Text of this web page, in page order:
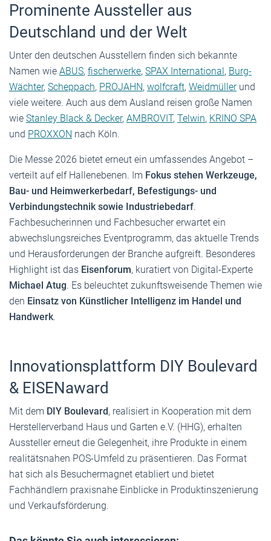
Prominente Aussteller aus
Deutschland und der Welt
Unter den deutschen Ausstellern finden sich bekannte
Namen wie ABUS, fischerwerke, SPAX International, Burg-
Wächter, Scheppach, PROJAHN, wolfcraft, Weidmüllerund
viele weitere. Auch aus dem Ausland reisen große Namen
wie Stanley Black & Decker, AMBROVIT, Telwin, KRINO SPA
und PROXXON nach Köln.
Die Messe 2026 bietet erneut ein umfassendes Angebot –
verteilt auf elf Hallenebenen. Im Fokus stehen Werkzeuge,
Bau- und Heimwerkerbedarf, Befestigungs- und
Verbindungstechnik sowie Industriebedarf.
Fachbesucherinnen und Fachbesucher erwartet ein
abwechslungsreiches Eventprogramm, das aktuelle Trends
und Herausforderungen der Branche aufgreift. Besonderes
Highlight ist das Eisenforum, kuratiert von Digital-Experte
Michael Atug. Es beleuchtet zukunftsweisende Themen wie
den Einsatz von Künstlicher Intelligenz im Handel und
Handwerk.
Innovationsplattform DIY Boulevard
& EISENaward
Mit dem DIY Boulevard, realisiert in Kooperation mit dem
Herstellerverband Haus und Garten e.V. (HHG), erhalten
Aussteller erneut die Gelegenheit, ihre Produkte in einem
realitätsnahen POS-Umfeld zu präsentieren. Das Format
hat sich als Besuchermagnet etabliert und bietet
Fachhändlern praxisnahe Einblicke in Produktinszenierung
und Verkaufsförderung.